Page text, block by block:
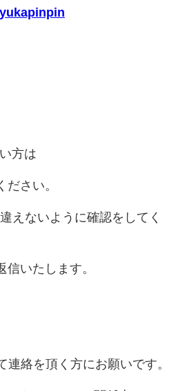
yukapinpin
方は
ださい。
えないように確認をしてく
信いたします。
連絡を頂く方にお願いです。